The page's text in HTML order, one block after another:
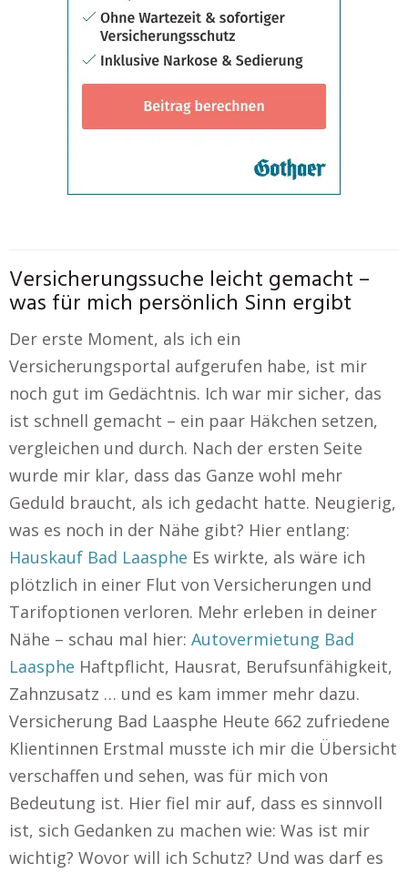
Versicherungssuche leicht gemacht –
was für mich persönlich Sinn ergibt
Der erste Moment, als ich ein
Versicherungsportal aufgerufen habe, ist mir
noch gut im Gedächtnis. Ich war mir sicher, das
ist schnell gemacht – ein paar Häkchen setzen,
vergleichen und durch. Nach der ersten Seite
wurde mir klar, dass das Ganze wohl mehr
Geduld braucht, als ich gedacht hatte. Neugierig,
was es noch in der Nähe gibt? Hier entlang:
Hauskauf Bad Laasphe Es wirkte, als wäre ich
plötzlich in einer Flut von Versicherungen und
Tarifoptionen verloren. Mehr erleben in deiner
Nähe – schau mal hier: Autovermietung Bad
Laasphe Haftpflicht, Hausrat, Berufsunfähigkeit,
Zahnzusatz … und es kam immer mehr dazu.
Versicherung Bad Laasphe Heute 662 zufriedene
Klientinnen Erstmal musste ich mir die Übersicht
verschaffen und sehen, was für mich von
Bedeutung ist. Hier fiel mir auf, dass es sinnvoll
ist, sich Gedanken zu machen wie: Was ist mir
wichtig? Wovor will ich Schutz? Und was darf es